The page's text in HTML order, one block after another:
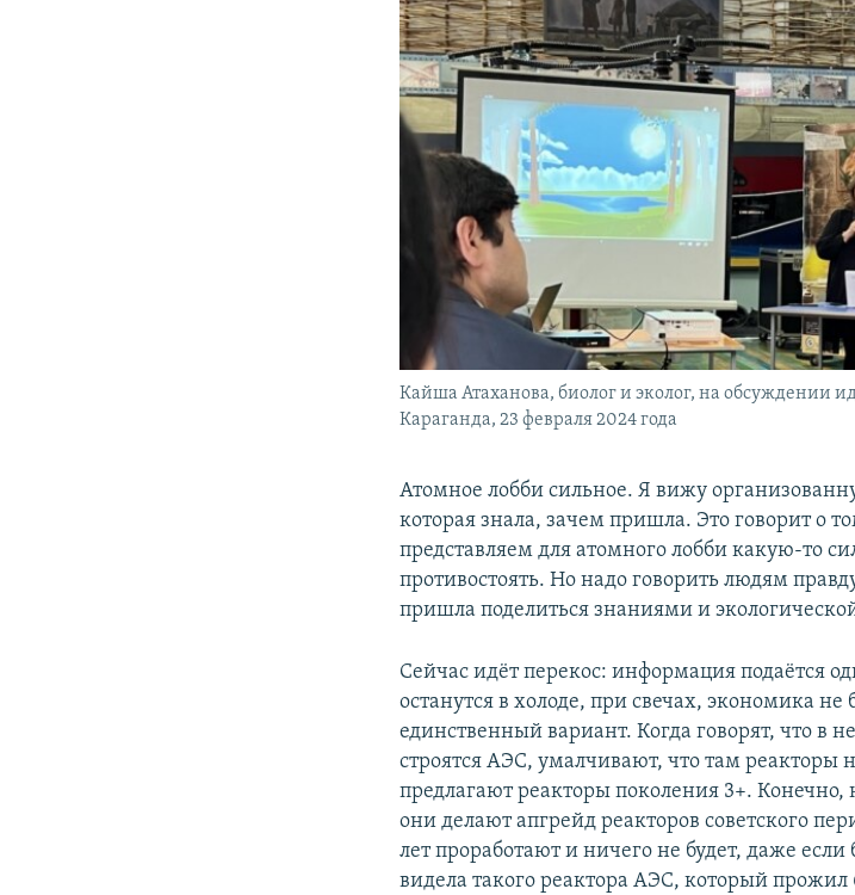
Кайша Атаханова, биолог и эколог, на обсуждении
Караганда, 23 февраля 2024 года
Атомное лобби сильное. Я вижу
которая знала, зачем пришла. Это говорит о
представляем для атомного лобби какую-то
противостоять. Но надо говорить людям
пришла поделиться знаниями и
Сейчас идёт перекос: информация подаётся
останутся в холоде, при свечах, экономика
единственный вариант. Когда говорят, что в
строятся АЭС, умалчивают, что там реакторы
предлагают реакторы поколения 3+.
они делают апгрейд реакторов советского
лет проработают и ничего не будет, даже
видела такого реактора АЭС, который прожил